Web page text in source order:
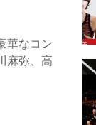
華なコン
麻弥、高